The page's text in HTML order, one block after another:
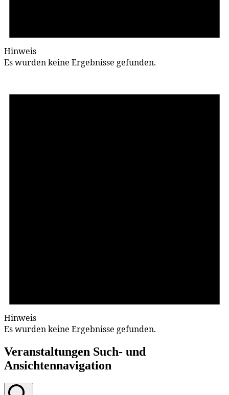
Hinweis
Es wur­den kei­ne Er­geb­nis­se gefunden.
Hinweis
Es wur­den kei­ne Er­geb­nis­se gefunden.
Ver­an­stal­tun­gen Such- und
Ansichtennavigation